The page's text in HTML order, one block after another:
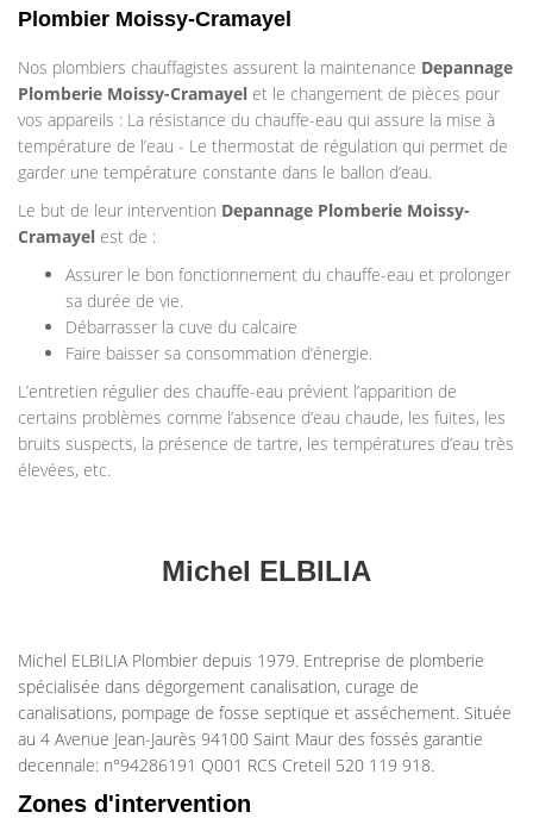
Plombier Moissy-Cramayel
Nos plombiers chauffagistes assurent la maintenance Depannage
Plomberie Moissy-Cramayel et le changement de pièces pour
vos appareils : La résistance du chauffe-eau qui assure la mise à
température de l’eau - Le thermostat de régulation qui permet de
garder une température constante dans le ballon d’eau.
Le but de leur intervention Depannage Plomberie Moissy-
Cramayel est de :
Assurer le bon fonctionnement du chauffe-eau et prolonger
sa durée de vie.
Débarrasser la cuve du calcaire
Faire baisser sa consommation d’énergie.
L’entretien régulier des chauffe-eau prévient l’apparition de
certains problèmes comme l’absence d’eau chaude, les fuites, les
bruits suspects, la présence de tartre, les températures d’eau très
élevées, etc.
Michel ELBILIA
Michel ELBILIA Plombier depuis 1979. Entreprise de plomberie
spécialisée dans dégorgement canalisation, curage de
canalisations, pompage de fosse septique et asséchement. Située
au 4 Avenue Jean-Jaurès 94100 Saint Maur des fossés garantie
decennale: n°94286191 Q001 RCS Creteil 520 119 918.
Zones d'intervention